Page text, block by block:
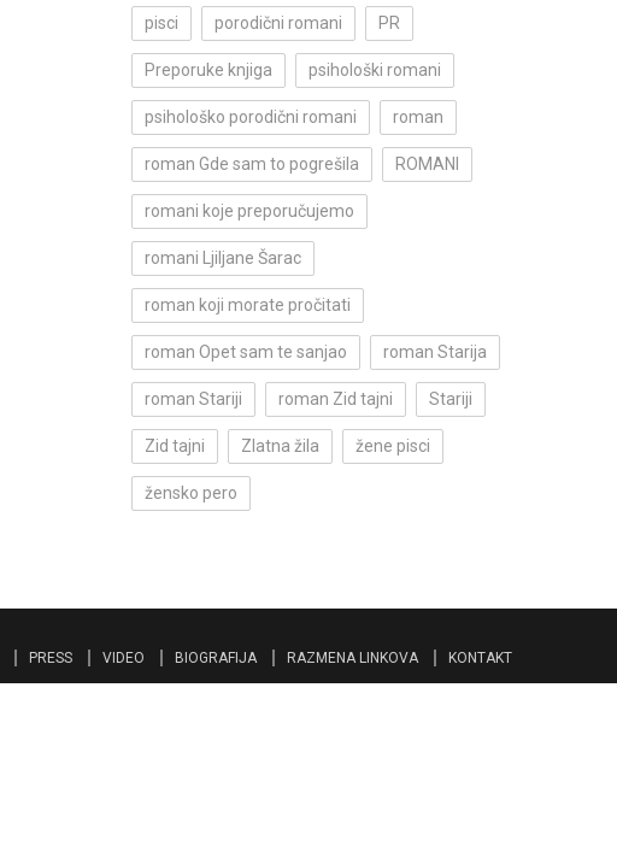
pisci porodični romani PR
Preporuke knjiga psihološki romani
psihološko porodični romani roman
roman Gde sam to pogrešila ROMANI
romani koje preporučujemo
romani Ljiljane Šarac
roman koji morate pročitati
roman Opet sam te sanjao roman Starija
roman Stariji roman Zid tajni Stariji
Zid tajni Zlatna žila žene pisci
žensko pero
PRESS VIDEO BIOGRAFIJA RAZMENA LINKOVA KONTAKT